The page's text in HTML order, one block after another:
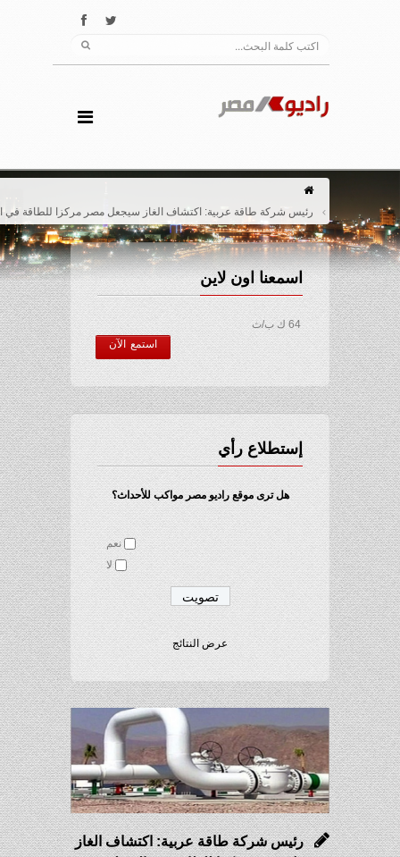
رئيس شركة طاقة عربية: اكتشاف الغاز سيجعل مصر مركزا للطاقة في المنطقة
اسمعنا اون لاين
64 ك ب/ث
استمع الآن
إستطلاع رأي
هل ترى موقع راديو مصر مواكب للأحداث؟
نعم
عرض النتائج
رئيس شركة طاقة عربية: اكتشاف الغاز